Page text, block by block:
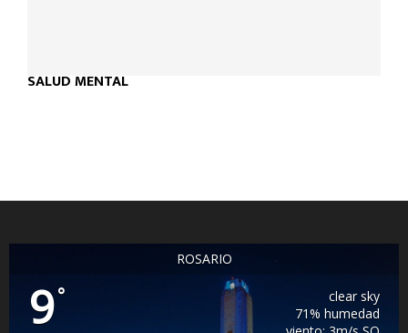
SALUD MENTAL
ROSARIO
9°
clear sky
71% humedad